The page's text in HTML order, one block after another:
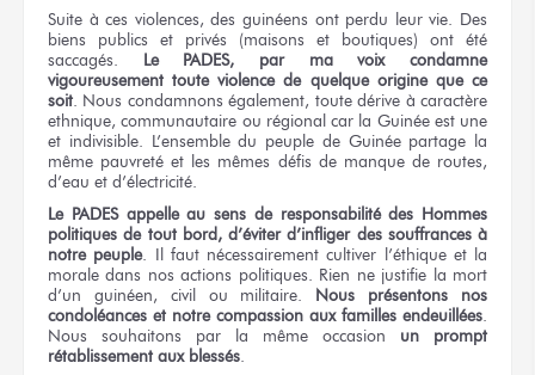
Suite à ces violences, des guinéens ont perdu leur vie. Des
biens publics et privés (maisons et boutiques) ont été
saccagés. Le PADES, par ma voix condamne
vigoureusement toute violence de quelque origine que ce
soit. Nous condamnons également, toute dérive à caractère
ethnique, communautaire ou régional car la Guinée est une
et indivisible. L’ensemble du peuple de Guinée partage la
même pauvreté et les mêmes défis de manque de routes,
d’eau et d’électricité.
Le PADES appelle au sens de responsabilité des Hommes
politiques de tout bord, d’éviter d’infliger des souffrances à
notre peuple. Il faut nécessairement cultiver l’éthique et la
morale dans nos actions politiques. Rien ne justifie la mort
d’un guinéen, civil ou militaire. Nous présentons nos
condoléances et notre compassion aux familles endeuillées
Nous souhaitons par la même occasion un prompt
rétablissement aux blessés